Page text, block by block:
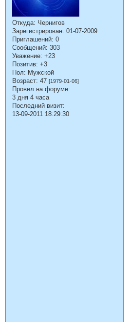
Откуда: Чернигов
Зарегистрирован: 01-07-2009
Приглашений: 0
Сообщений: 303
Уважение: +23
Позитив: +3
Пол: Мужской
Возраст: 47 [1979-01-06]
Провел на форуме:
3 дня 4 часа
Последний визит:
13-09-2011 18:29:30